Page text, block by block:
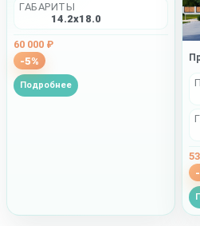
ГАБАРИТЫ
14.2x18.0
60 000 ₽
-5%
Подробнее